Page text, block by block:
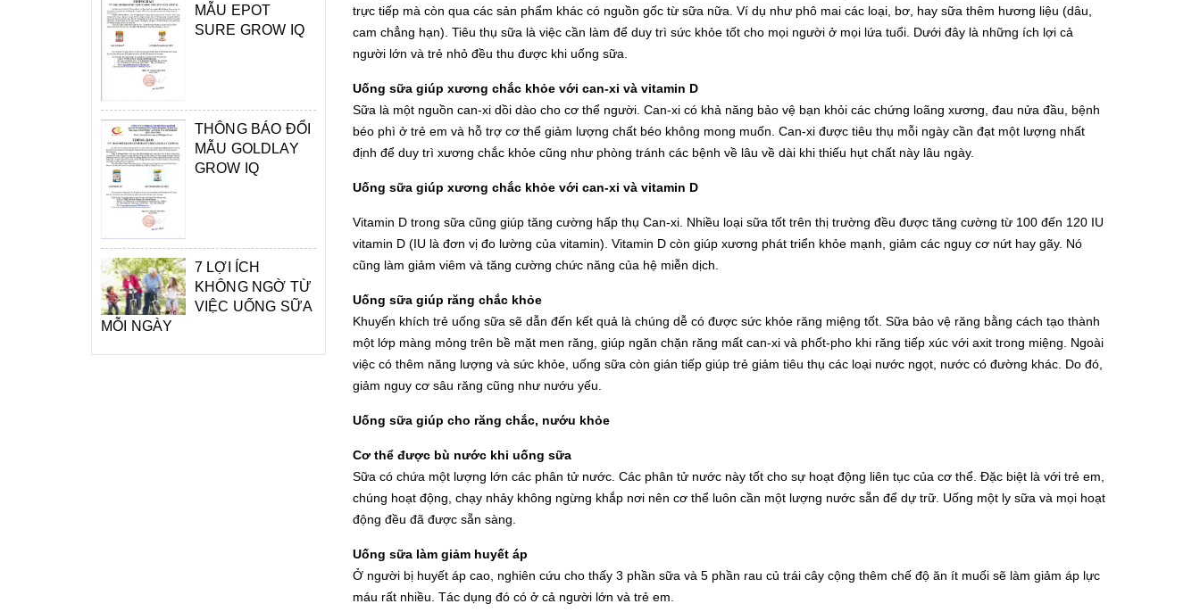
MẪU EPOT
SURE GROW IQ
THÔNG BÁO ĐỔI
MẪU GOLDLAY
GROW IQ
7 LỢI ÍCH
KHÔNG NGỜ TỪ
VIỆC UỐNG SỮA
MỖI NGÀY
trực tiếp mà còn qua các sản phẩm khác có nguồn gốc từ sữa nữa. Ví dụ như phô mai các loại, bơ, hay sữa thêm hương liệu (dâu,
cam chẳng hạn). Tiêu thụ sữa là việc cần làm để duy trì sức khỏe tốt cho mọi người ở mọi lứa tuổi. Dưới đây là những ích lợi cả
người lớn và trẻ nhỏ đều thu được khi uống sữa.
Uống sữa giúp xương chắc khỏe với can-xi và vitamin D
Sữa là một nguồn can-xi dồi dào cho cơ thể người. Can-xi có khả năng bảo vệ bạn khỏi các chứng loãng xương, đau nửa đầu, bệnh
béo phì ở trẻ em và hỗ trợ cơ thể giảm lượng chất béo không mong muốn. Can-xi được tiêu thụ mỗi ngày cần đạt một lượng nhất
định để duy trì xương chắc khỏe cũng như phòng tránh các bệnh về lâu về dài khi thiếu hụt chất này lâu ngày.
Uống sữa giúp xương chắc khỏe với can-xi và vitamin D
Vitamin D trong sữa cũng giúp tăng cường hấp thụ Can-xi. Nhiều loại sữa tốt trên thị trường đều được tăng cường từ 100 đến 120 IU
vitamin D (IU là đơn vị đo lường của vitamin). Vitamin D còn giúp xương phát triển khỏe mạnh, giảm các nguy cơ nứt hay gãy. Nó
cũng làm giảm viêm và tăng cường chức năng của hệ miễn dịch.
Uống sữa giúp răng chắc khỏe
Khuyến khích trẻ uống sữa sẽ dẫn đến kết quả là chúng dễ có được sức khỏe răng miệng tốt. Sữa bảo vệ răng bằng cách tạo thành
một lớp màng mỏng trên bề mặt men răng, giúp ngăn chặn răng mất can-xi và phốt-pho khi răng tiếp xúc với axit trong miệng. Ngoài
việc có thêm năng lượng và sức khỏe, uống sữa còn gián tiếp giúp trẻ giảm tiêu thụ các loại nước ngọt, nước có đường khác. Do đó,
giảm nguy cơ sâu răng cũng như nướu yếu.
Uống sữa giúp cho răng chắc, nướu khỏe
Cơ thể được bù nước khi uống sữa
Sữa có chứa một lượng lớn các phân tử nước. Các phân tử nước này tốt cho sự hoạt động liên tục của cơ thể. Đặc biệt là với trẻ em,
chúng hoạt động, chạy nhảy không ngừng khắp nơi nên cơ thể luôn cần một lượng nước sẵn để dự trữ. Uống một ly sữa và mọi hoạt
động đều đã được sẵn sàng.
Uống sữa làm giảm huyết áp
Ở người bị huyết áp cao, nghiên cứu cho thấy 3 phần sữa và 5 phần rau củ trái cây cộng thêm chế độ ăn ít muối sẽ làm giảm áp lực
máu rất nhiều. Tác dụng đó có ở cả người lớn và trẻ em.